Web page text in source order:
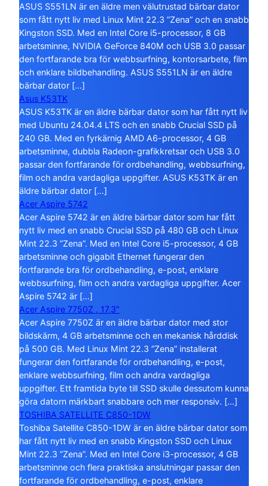
ASUS S551LN är en äldre men välutrustad bärbar dator
som fått nytt liv med Linux Mint 22.3 ”Zena” och en snabb
Kingston SSD. Med en Intel Core i5-processor, 8 GB
arbetsminne, NVIDIA GeForce 840M och USB 3.0 passar
den fortfarande bra för webbsurfning, kontorsarbete, film
och enklare bildbehandling. ASUS S551LN är en äldre
bärbar dator […]
Asus K53TK
ASUS K53TK är en äldre bärbar dator som har fått nytt liv
med Ubuntu 24.04.4 LTS och en snabb Crucial SSD på
240 GB. Med en fyrkärnig AMD A6-processor, 4 GB
arbetsminne, dubbla Radeon-grafikkretsar och USB 3.0
passar den fortfarande för ordbehandling, webbsurfning,
film och andra vardagliga uppgifter. ASUS K53TK är en
äldre bärbar dator […]
Acer Aspire 5742
Acer Aspire 5742 är en äldre bärbar dator som har fått
nytt liv med en snabb Crucial SSD på 480 GB och Linux
Mint 22.3 ”Zena”. Med en Intel Core i5-processor, 4 GB
arbetsminne och gigabit Ethernet fungerar den
fortfarande bra för ordbehandling, e-post, enklare
webbsurfning, film och andra vardagliga uppgifter. Acer
Aspire 5742 är […]
Acer Aspire 7750Z , 17,3″
Acer Aspire 7750Z är en äldre bärbar dator med stor
bildskärm, 4 GB arbetsminne och en mekanisk hårddisk
på 500 GB. Med Linux Mint 22.3 ”Zena” installerat
fungerar den fortfarande för ordbehandling, e-post,
enklare webbsurfning, film och andra vardagliga
uppgifter. Ett framtida byte till SSD skulle dessutom kunna
göra datorn märkbart snabbare och mer responsiv. […]
TOSHIBA SATELLITE C850-1DW
Toshiba Satellite C850-1DW är en äldre bärbar dator som
har fått nytt liv med en snabb Kingston SSD och Linux
Mint 22.3 ”Zena”. Med en Intel Core i3-processor, 4 GB
arbetsminne och flera praktiska anslutningar passar den
fortfarande för ordbehandling, e-post, enklare